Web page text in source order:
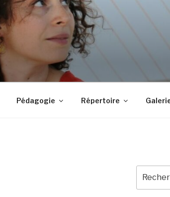
Pédagogie Répertoire
pour
: